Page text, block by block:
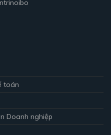
toán
Doanh nghiệp